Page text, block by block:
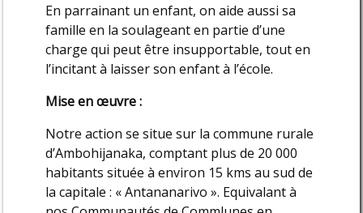
En parrainant un enfant, on aide aussi sa
famille en la soulageant en partie d’une
charge qui peut être insupportable, tout en
l’incitant à laisser son enfant à l’école.
Mise en œuvre :
Notre action se situe sur la commune rurale
d’Ambohijanaka, comptant plus de 20 000
habitants située à environ 15 kms au sud de
la capitale : « Antananarivo ». Equivalant à